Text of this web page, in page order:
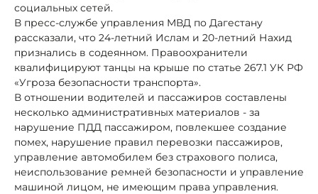
социальных сетей.
В пресс-службе управления МВД по Дагестану
рассказали, что 24-летний Ислам и 20-летний Нахид
признались в содеянном. Правоохранители
квалифицируют танцы на крыше по статье 267.1 УК РФ
«Угроза безопасности транспорта».
В отношении водителей и пассажиров составлены
несколько административных материалов - за
нарушение ПДД пассажиром, повлекшее создание
помех, нарушение правил перевозки пассажиров,
управление автомобилем без страхового полиса,
неиспользование ремней безопасности и управление
машиной лицом, не имеющим права управления.